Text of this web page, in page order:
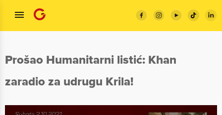
Prošao Humanitarni listić: Khan
zaradio za udrugu Krila!